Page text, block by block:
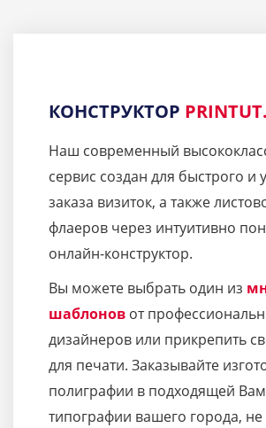
КОНСТРУКТОР
Наш современный
сервис создан для быстрого и
заказа визиток, а также
флаеров через интуитивно
онлайн-конструктор.
Вы можете выбрать один из
шаблонов от
дизайнеров или прикрепить
для печати. Заказывайте
полиграфии в подходящей Вам
типографии вашего города,